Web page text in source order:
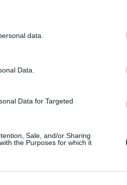
data.
Data.
Data for Targeted
Sale, and/or Sharing
the Purposes for which it
Αμαρουσίου με 2-
ηγέτη εκείνης της
μεγάλοι
Τζίτζιφας, Γιάννης
Μανώλης
Σπύρος και Κώστας
Καρυπίδης,
Παναγιώτης